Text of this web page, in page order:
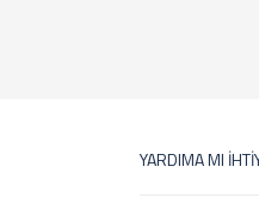
YARDIMA MI